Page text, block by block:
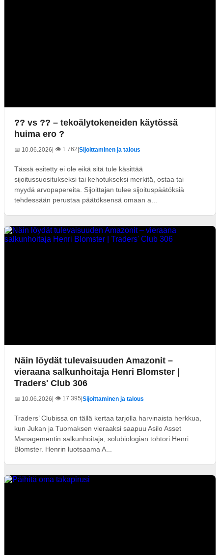
?? vs ?? – tekoälytokeneiden käytössä
huima ero ?
📅 10.06.2026| 👁️ 1 762 Sijoittaminen ja talous
Tässä esitetty ei ole eikä sitä tule käsittää
sijoitussuositukseksi tai kehotukseksi merkitä, ostaa tai
myydä arvopapereita. Sijoittajan tulee sijoituspäätöksiä
tehdessään perustaa päätöksensä omaan a...
Näin löydät tulevaisuuden Amazonit –
vieraana salkunhoitaja Henri Blomster |
Traders' Club 306
📅 10.06.2026| 👁️ 17 395 Sijoittaminen ja talous
Traders’ Clubissa on tällä kertaa tarjolla harvinaista herkkua,
kun Jukan ja Tuomaksen vieraaksi saapuu Asilo Asset
Managementin salkunhoitaja, solubiologian tohtori Henri
Blomster. Henrin luotsaama A...